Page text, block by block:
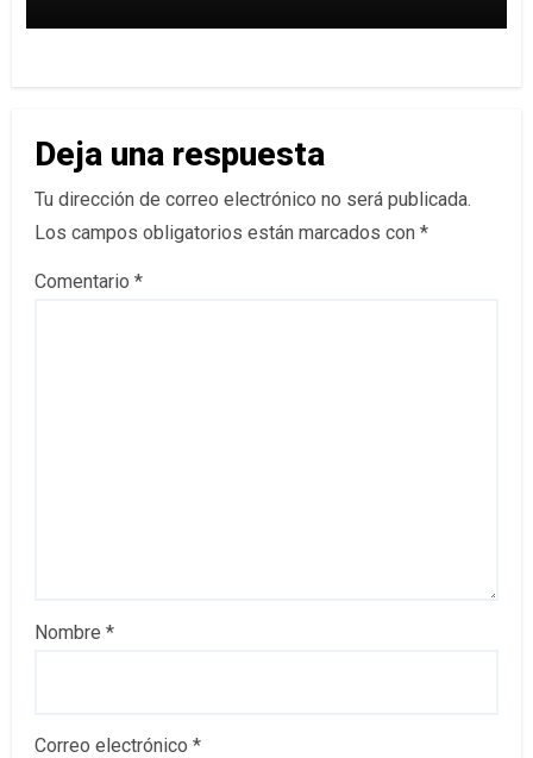
Deja una respuesta
Tu dirección de correo electrónico no será publicada.
Los campos obligatorios están marcados con *
Comentario *
Nombre *
Correo electrónico *